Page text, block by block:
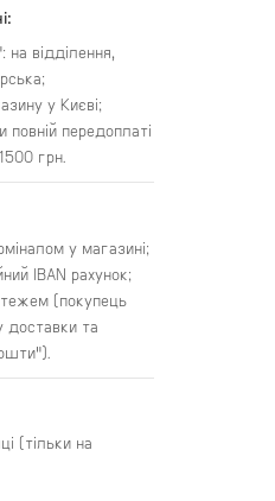
відділення,
у Києві;
передоплаті
грн.
у магазині;
IBAN рахунок;
(покупець
доставки та
(тільки на